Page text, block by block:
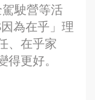
駛營等活
為在乎」理
、在乎家
得更好。